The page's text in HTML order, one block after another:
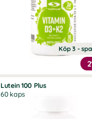
Köp 3 -
Lutein 100 Plus
60 kaps